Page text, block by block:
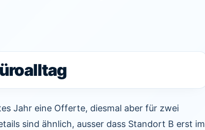
Jahr eine Offerte, diesmal aber für zwei
sind ähnlich, ausser dass Standort B erst im